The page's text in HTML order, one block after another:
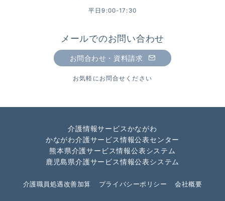
平日9:00-17:30
メールでのお問い合わせ
お問合わせ・資料請求
お気軽にお問合せください
介護情報サービスかながわ
かながわ介護サービス情報公表センター
熊本県介護サービス情報公表システム
鹿児島県介護サービス情報公表システム
介護職員処遇改善加算 プライバシーポリシー 会社概要